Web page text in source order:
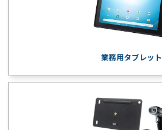
業務用タブレット